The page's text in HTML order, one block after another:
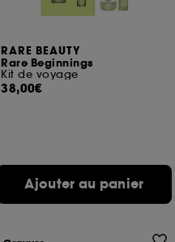
RARE BEAUTY
Rare Beginnings
Kit de voyage
38,00€
Ajouter au panier